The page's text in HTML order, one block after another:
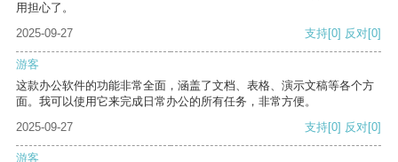
用担心了。
2025-09-27
支持[0] 反对[0]
游客
这款办公软件的功能非常全面，涵盖了文档、表格、演示文稿等各个方
面。我可以使用它来完成日常办公的所有任务，非常方便。
2025-09-27
支持[0] 反对[0]
游客